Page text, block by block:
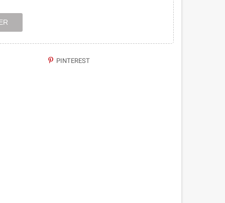
PINTEREST